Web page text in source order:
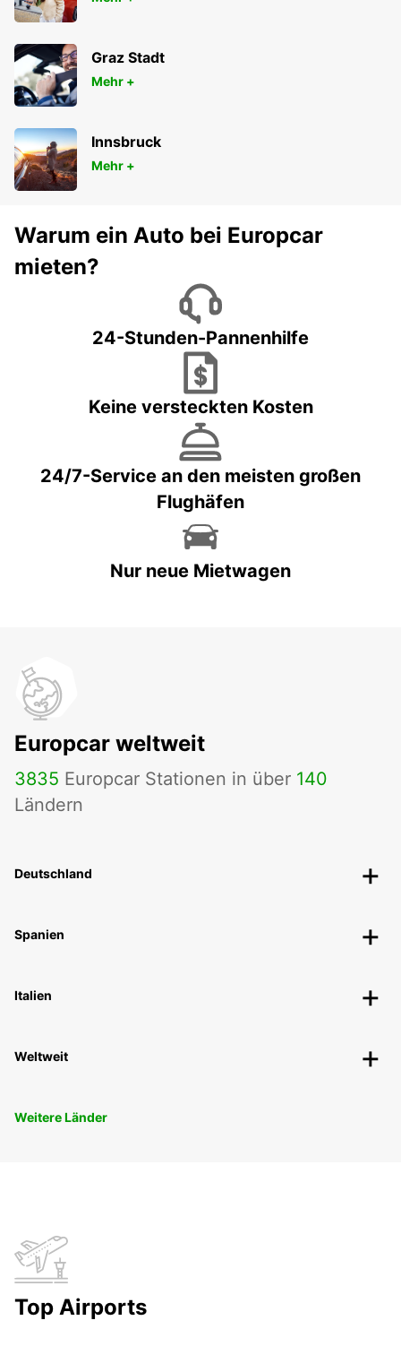
Graz Stadt
Mehr +
Innsbruck
Mehr +
Warum ein Auto bei Europcar
mieten?
24-Stunden-Pannenhilfe
Keine versteckten Kosten
24/7-Service an den meisten großen
Flughäfen
Nur neue Mietwagen
Europcar weltweit
3835 Europcar Stationen in über 140
Ländern
Deutschland
Spanien
Italien
Weltweit
Weitere Länder
Top Airports